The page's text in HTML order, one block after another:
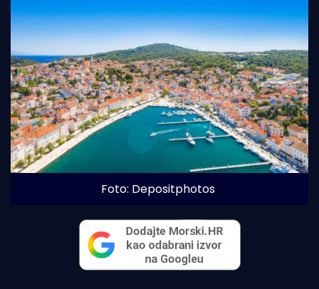
Foto: Depositphotos